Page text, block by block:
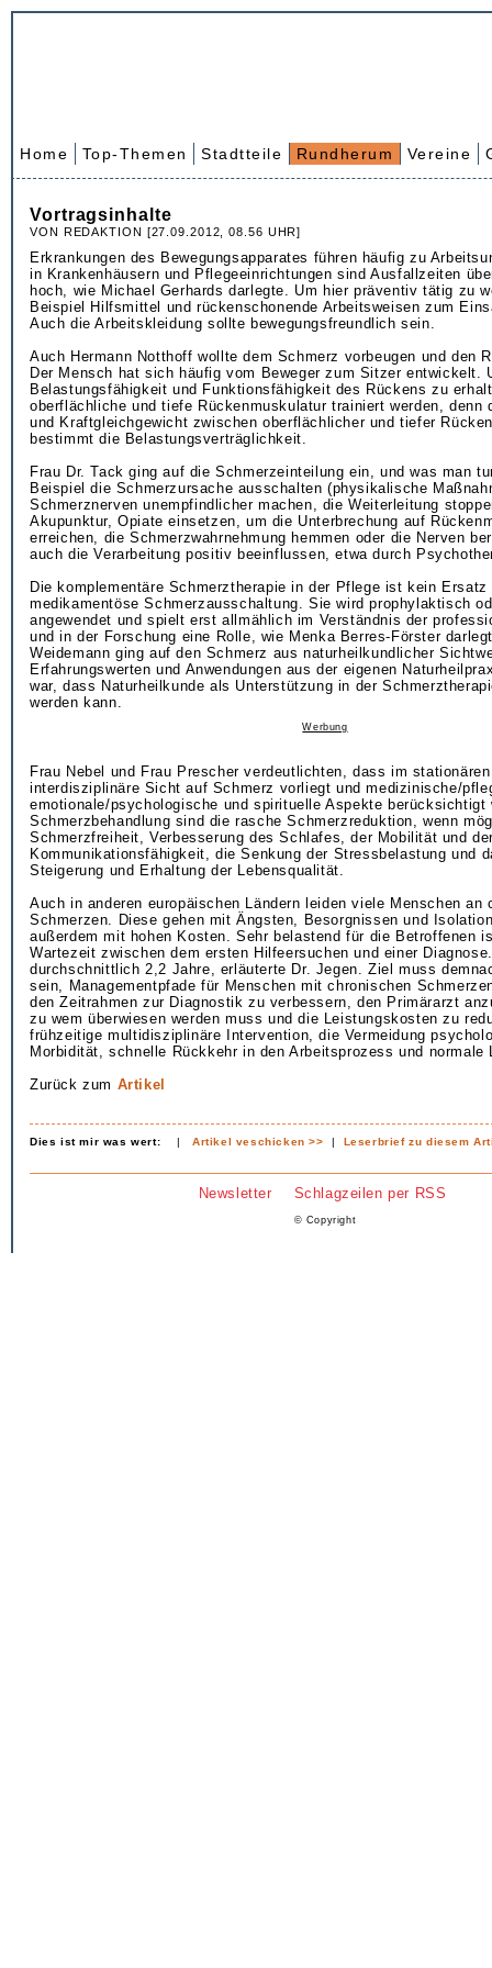
Home Top-Themen Stadtteile Rundherum Vereine
Vortragsinhalte
VON REDAKTION [27.09.2012, 08.56 UHR]
Erkrankungen des Bewegungsapparates führen häufig zu
in Krankenhäusern und Pflegeeinrichtungen sind Ausfallzeiten
hoch, wie Michael Gerhards darlegte. Um hier präventiv tätig zu
Beispiel Hilfsmittel und rückenschonende Arbeitsweisen zum
Auch die Arbeitskleidung sollte bewegungsfreundlich sein.
Auch Hermann Notthoff wollte dem Schmerz vorbeugen und den
Der Mensch hat sich häufig vom Beweger zum Sitzer entwickelt.
Belastungsfähigkeit und Funktionsfähigkeit des Rückens zu
oberflächliche und tiefe Rückenmuskulatur trainiert werden, denn
und Kraftgleichgewicht zwischen oberflächlicher und tiefer
bestimmt die Belastungsverträglichkeit.
Frau Dr. Tack ging auf die Schmerzeinteilung ein, und was man
Beispiel die Schmerzursache ausschalten (physikalische
Schmerznerven unempfindlicher machen, die Weiterleitung
Akupunktur, Opiate einsetzen, um die Unterbrechung auf
erreichen, die Schmerzwahrnehmung hemmen oder die Nerven
auch die Verarbeitung positiv beeinflussen, etwa durch
Die komplementäre Schmerztherapie in der Pflege ist kein Ersatz
medikamentöse Schmerzausschaltung. Sie wird prophylaktisch
angewendet und spielt erst allmählich im Verständnis der
und in der Forschung eine Rolle, wie Menka Berres-Förster
Weidemann ging auf den Schmerz aus naturheilkundlicher
Erfahrungswerten und Anwendungen aus der eigenen
war, dass Naturheilkunde als Unterstützung in der
werden kann.
Werbung
Frau Nebel und Frau Prescher verdeutlichten, dass im
interdisziplinäre Sicht auf Schmerz vorliegt und medizinische/
emotionale/psychologische und spirituelle Aspekte berücksichtigt
Schmerzbehandlung sind die rasche Schmerzreduktion, wenn
Schmerzfreiheit, Verbesserung des Schlafes, der Mobilität und
Kommunikationsfähigkeit, die Senkung der Stressbelastung und
Steigerung und Erhaltung der Lebensqualität.
Auch in anderen europäischen Ländern leiden viele Menschen an
Schmerzen. Diese gehen mit Ängsten, Besorgnissen und
außerdem mit hohen Kosten. Sehr belastend für die Betroffenen
Wartezeit zwischen dem ersten Hilfeersuchen und einer
durchschnittlich 2,2 Jahre, erläuterte Dr. Jegen. Ziel muss
sein, Managementpfade für Menschen mit chronischen
den Zeitrahmen zur Diagnostik zu verbessern, den Primärarzt
zu wem überwiesen werden muss und die Leistungskosten zu
frühzeitige multidisziplinäre Intervention, die Vermeidung
Morbidität, schnelle Rückkehr in den Arbeitsprozess und normale
Zurück zum Artikel
Dies ist mir was wert: |Artikel veschicken >> | Leserbrief zu diesem
Newsletter Schlagzeilen per RSS
© Copyright